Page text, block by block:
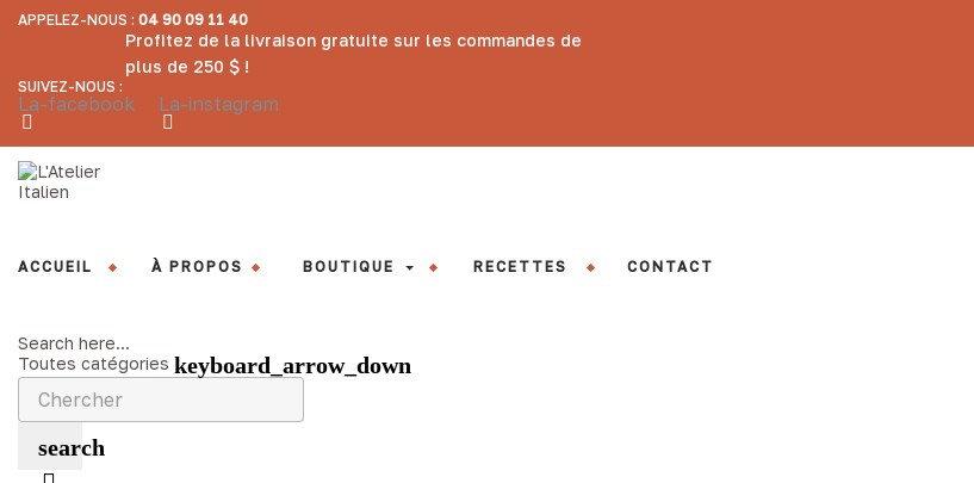
APPELEZ-NOUS : 04 90 09 11 40
Profitez de la livraison gratuite sur les commandes de
plus de 250 $ !
SUIVEZ-NOUS :
La-facebook La-instagram
ACCUEIL À PROPOS BOUTIQUE RECETTES CONTACT
Search here...
Toutes catégories keyboard_arrow_down
search